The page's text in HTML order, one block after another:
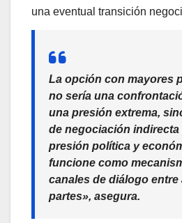
una eventual transición
La opción con mayores
no sería una
una presión extrema,
de negociación indirecta
presión política y
funcione como
canales de diálogo entre
partes», asegura.